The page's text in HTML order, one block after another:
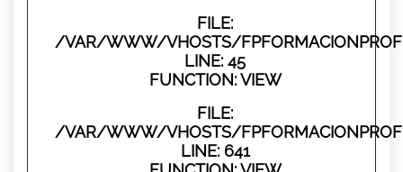
FILE:
/VAR/WWW/VHOSTS/
LINE: 45
FUNCTION: VIEW
FILE:
/VAR/WWW/VHOSTS/
LINE: 641